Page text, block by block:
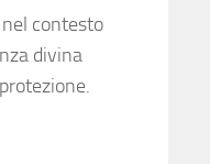
contesto
divina